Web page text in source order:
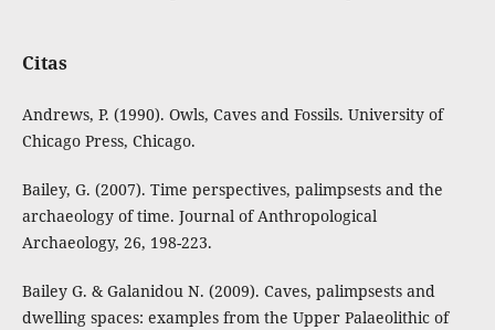
Citas
Andrews, P. (1990). Owls, Caves and Fossils. University of
Chicago Press, Chicago.
Bailey, G. (2007). Time perspectives, palimpsests and the
archaeology of time. Journal of Anthropological
Archaeology, 26, 198-223.
Bailey G. & Galanidou N. (2009). Caves, palimpsests and
dwelling spaces: examples from the Upper Palaeolithic of